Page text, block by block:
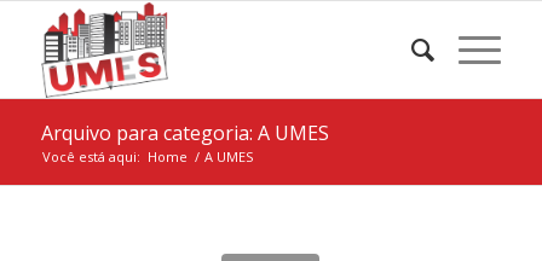
Arquivo para categoria: A UMES
Você está aqui: Home / A UMES